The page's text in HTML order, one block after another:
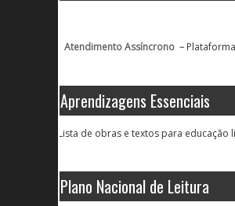
Atendimento Assíncrono –
Aprendizagens Essenciais
Lista de obras e textos para educação
Plano Nacional de Leitura